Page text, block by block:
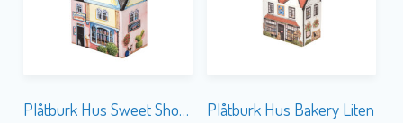
Plåtburk Hus Sweet Shop Stor Plåtburk Hus Bakery Liten